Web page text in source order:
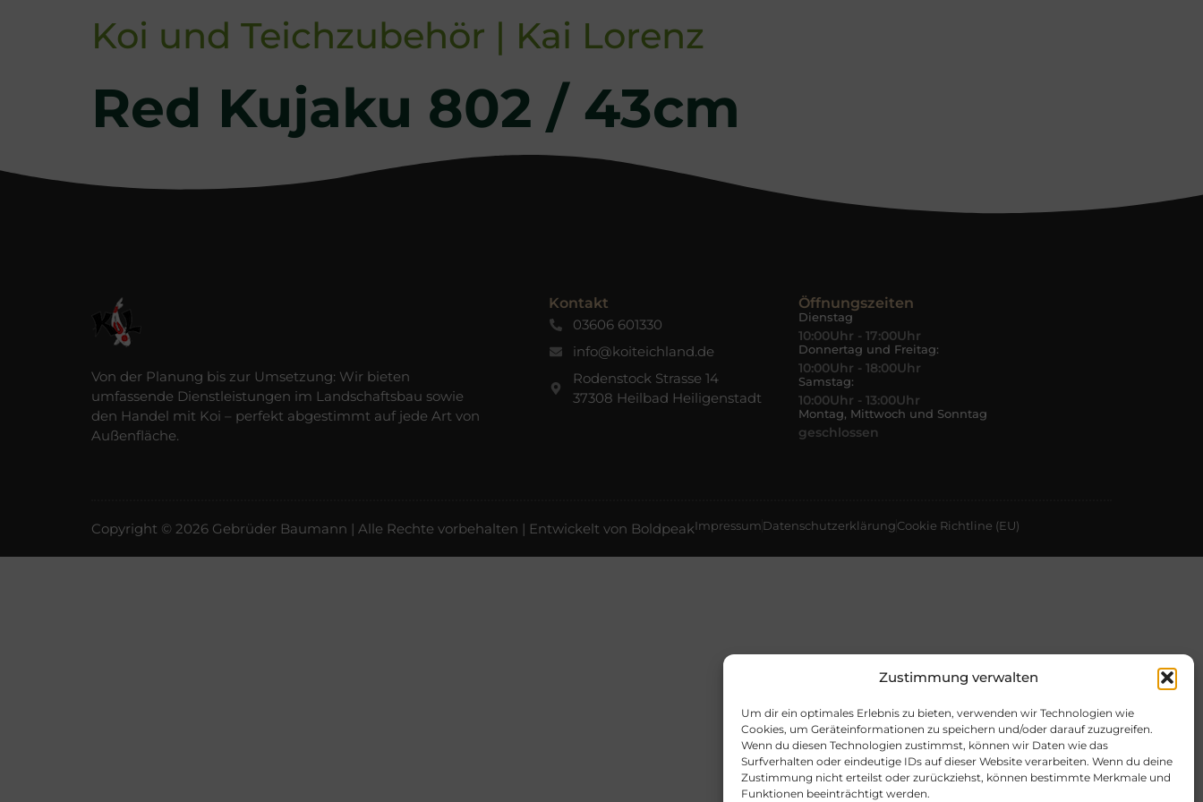
Zustimmung verwalten
Um dir ein optimales Erlebnis zu bieten, verwenden wir Technologien wie
Cookies, um Geräteinformationen zu speichern und/oder darauf zuzugreifen.
Wenn du diesen Technologien zustimmst, können wir Daten wie das
Surfverhalten oder eindeutige IDs auf dieser Website verarbeiten. Wenn du deine
Zustimmung nicht erteilst oder zurückziehst, können bestimmte Merkmale und
Funktionen beeinträchtigt werden.
Koi und Teichzubehör | Kai Lorenz
Red Kujaku 802 / 43cm
Von der Planung bis zur Umsetzung: Wir bieten
umfassende Dienstleistungen im Landschaftsbau sowie
den Handel mit Koi – perfekt abgestimmt auf jede Art von
Außenfläche.
Kontakt
03606 601330
info@koiteichland.de
Rodenstock Strasse 14
37308 Heilbad Heiligenstadt
Öffnungszeiten
Dienstag
10:00Uhr - 17:00Uhr
Donnertag und Freitag:
10:00Uhr - 18:00Uhr
Samstag:
10:00Uhr - 13:00Uhr
Montag, Mittwoch und Sonntag
geschlossen
Copyright © 2026 Gebrüder Baumann | Alle Rechte vorbehalten | Entwickelt von BoldpeakImpressumDatenschutzerklärungCookie Richtline (EU)